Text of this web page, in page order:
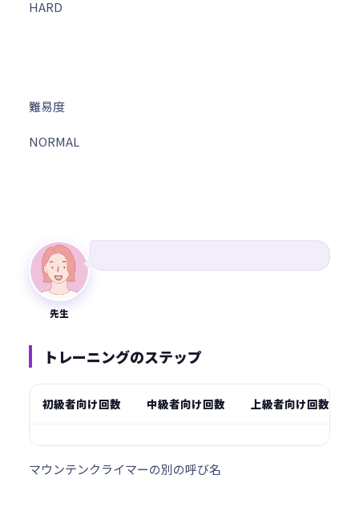
HARD
難易度
NORMAL
先生
トレーニングのステップ
初級者向け回数 中級者向け回数 上級者向け回数
マウンテンクライマーの別の呼び名